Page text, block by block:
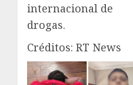
internacional de
drogas.
Créditos: RT News